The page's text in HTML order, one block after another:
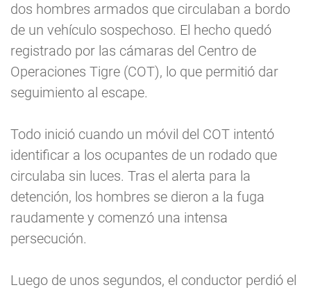
dos hombres armados que circulaban a bordo
de un vehículo sospechoso. El hecho quedó
registrado por las cámaras del Centro de
Operaciones Tigre (COT), lo que permitió dar
seguimiento al escape.
Todo inició cuando un móvil del COT intentó
identificar a los ocupantes de un rodado que
circulaba sin luces. Tras el alerta para la
detención, los hombres se dieron a la fuga
raudamente y comenzó una intensa
persecución.
Luego de unos segundos, el conductor perdió el